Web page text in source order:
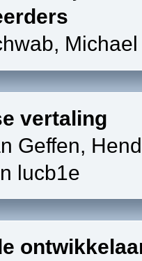
vertaling
Geffen,
lucb1e